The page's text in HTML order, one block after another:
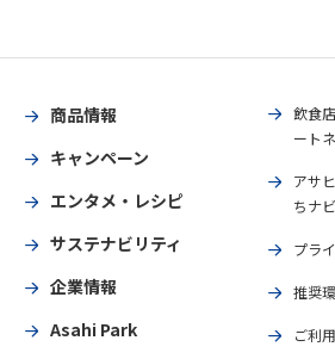
商品情報
キャンペーン
エンタメ・レシピ
サステナビリティ
企業情報
Asahi Park
飲食
ート
アサ
ちナ
プラ
推奨
ご利